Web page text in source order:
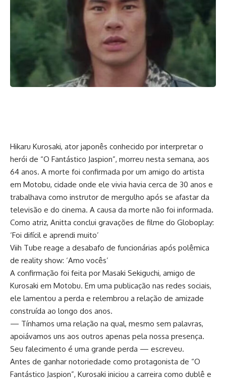
Hikaru Kurosaki, ator japonês conhecido por interpretar o
herói de “O Fantástico Jaspion”, morreu nesta semana, aos
64 anos. A morte foi confirmada por um amigo do artista
em Motobu, cidade onde ele vivia havia cerca de 30 anos e
trabalhava como instrutor de mergulho após se afastar da
televisão e do cinema. A causa da morte não foi informada.
Como atriz, Anitta conclui gravações de filme do Globoplay:
‘Foi difícil e aprendi muito’
Viih Tube reage a desabafo de funcionárias após polêmica
de reality show: ‘Amo vocês’
A confirmação foi feita por Masaki Sekiguchi, amigo de
Kurosaki em Motobu. Em uma publicação nas redes sociais,
ele lamentou a perda e relembrou a relação de amizade
construída ao longo dos anos.
— Tínhamos uma relação na qual, mesmo sem palavras,
apoiávamos uns aos outros apenas pela nossa presença.
Seu falecimento é uma grande perda — escreveu.
Antes de ganhar notoriedade como protagonista de “O
Fantástico Jaspion”, Kurosaki iniciou a carreira como dublê e